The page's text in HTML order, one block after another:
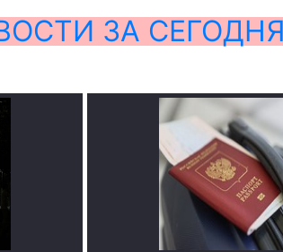
ЗА СЕГОДНЯ